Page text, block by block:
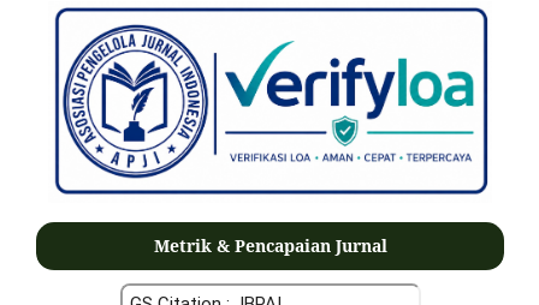
Metrik & Pencapaian Jurnal